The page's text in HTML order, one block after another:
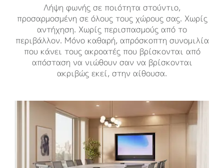
Λήψη φωνής σε ποιότητα στούντιο,
προσαρμοσμένη σε όλους τους χώρους σας. Χωρίς
αντήχηση. Χωρίς περισπασμούς από το
περιβάλλον. Μόνο καθαρή, απρόσκοπτη συνομιλία
που κάνει τους ακροατές που βρίσκονται από
απόσταση να νιώθουν σαν να βρίσκονται
ακριβώς εκεί, στην αίθουσα.